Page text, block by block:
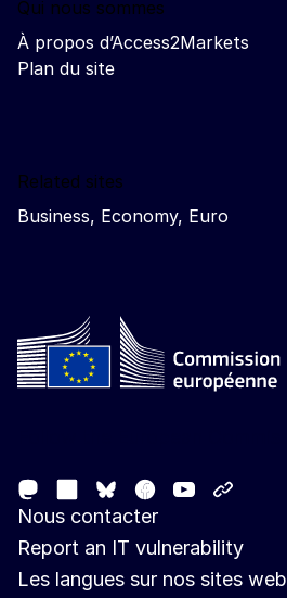
Qui nous sommes
À propos d’Access2Markets
Plan du site
Related sites
Business, Economy, Euro
MastodonLinkedIn
Bluesky
Facebook
Youtube
Nous contacter
Report an IT vulnerability
Les langues sur nos sites web